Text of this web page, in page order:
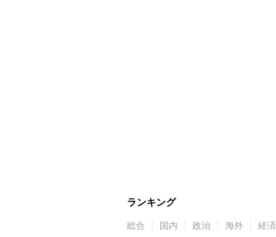
ランキング
総合 国内 政治 海外 経済